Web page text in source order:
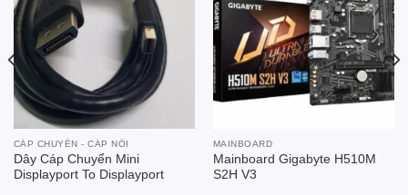
wishlist
CÁP CHUYỂN - CÁP NỐI
Dây Cáp Chuyển Mini
Displayport To Displayport
wishlist
MAINBOARD
Mainboard Gigabyte H510M
S2H V3